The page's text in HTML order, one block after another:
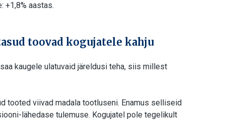
+1,8% aastas.
toovad kogujatele kahju
kaugele ulatuvaid järeldusi teha, siis millest
tooted viivad madala tootluseni. Enamus selliseid
lähedase tulemuse. Kogujatel pole tegelikult